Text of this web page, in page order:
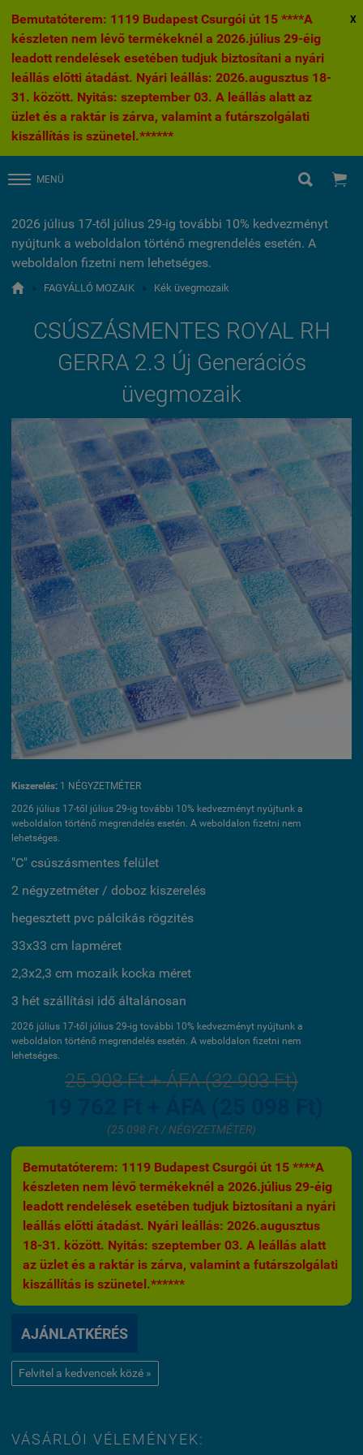
Bemutatóterem: 1119 Budapest Csurgói út 15 ****A
készleten nem lévő termékeknél a 2026.július 29-éig
leadott rendelések esetében tudjuk biztosítani a nyári
leállás előtti átadást. Nyári leállás: 2026.augusztus 18-
31. között. Nyitás: szeptember 03. A leállás alatt az
üzlet és a raktár is zárva, valamint a futárszolgálati
kiszállítás is szünetel.******
X
MENÜ  
2026 július 17-től július 29-ig további 10% kedvezményt
nyújtunk a weboldalon történő megrendelés esetén. A
weboldalon fizetni nem lehetséges.
 » FAGYÁLLÓ MOZAIK » Kék üvegmozaik
CSÚSZÁSMENTES ROYAL RH
GERRA 2.3 Új Generációs
üvegmozaik
Kiszerelés: 1 NÉGYZETMÉTER
2026 július 17-től július 29-ig további 10% kedvezményt nyújtunk a
weboldalon történő megrendelés esetén. A weboldalon fizetni nem
lehetséges.
"C" csúszásmentes felület
2 négyzetméter / doboz kiszerelés
hegesztett pvc pálcikás rögzités
33x33 cm lapméret
2,3x2,3 cm mozaik kocka méret
3 hét szállítási idő általánosan
2026 július 17-től július 29-ig további 10% kedvezményt nyújtunk a
weboldalon történő megrendelés esetén. A weboldalon fizetni nem
lehetséges.
25 908 Ft + ÁFA (32 903 Ft)
(25 098 Ft / NÉGYZETMÉTER)
Bemutatóterem: 1119 Budapest Csurgói út 15 ****A
készleten nem lévő termékeknél a 2026.július 29-éig
leadott rendelések esetében tudjuk biztosítani a nyári
leállás előtti átadást. Nyári leállás: 2026.augusztus
18-31. között. Nyitás: szeptember 03. A leállás alatt
az üzlet és a raktár is zárva, valamint a futárszolgálati
kiszállítás is szünetel.******
AJÁNLATKÉRÉS
Felvitel a kedvencek közé »
VÁSÁRLÓI VÉLEMÉNYEK: